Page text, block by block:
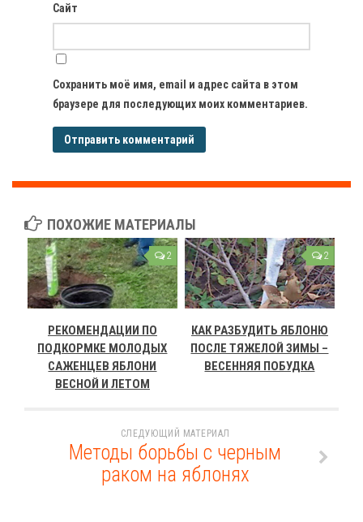
Сайт
Сохранить моё имя, email и адрес сайта в этом
браузере для последующих моих комментариев.
ПОХОЖИЕ МАТЕРИАЛЫ
2
РЕКОМЕНДАЦИИ ПО
ПОДКОРМКЕ МОЛОДЫХ
САЖЕНЦЕВ ЯБЛОНИ
ВЕСНОЙ И ЛЕТОМ
2
КАК РАЗБУДИТЬ ЯБЛОНЮ
ПОСЛЕ ТЯЖЕЛОЙ ЗИМЫ –
ВЕСЕННЯЯ ПОБУДКА
СЛЕДУЮЩИЙ МАТЕРИАЛ
Методы борьбы с черным
раком на яблонях